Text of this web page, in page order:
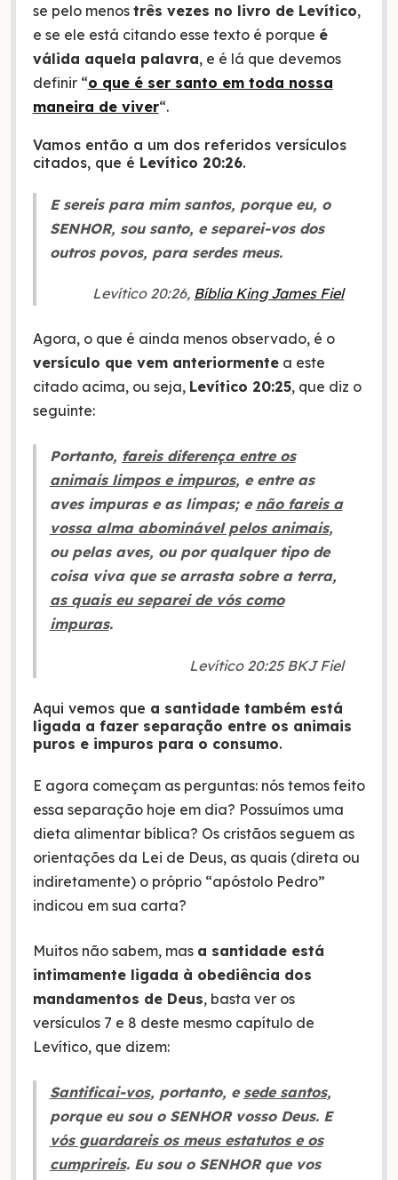
se pelo menos três vezes no livro de Levítico,
e se ele está citando esse texto é porque é
válida aquela palavra, e é lá que devemos
definir “o que é ser santo em toda nossa
maneira de viver“.
Vamos então a um dos referidos versículos
citados, que é Levítico 20:26.
E sereis para mim santos, porque eu, o
SENHOR, sou santo, e separei-vos dos
outros povos, para serdes meus.
Levítico 20:26, Bíblia King James Fiel
Agora, o que é ainda menos observado, é o
versículo que vem anteriormentea este
citado acima, ou seja, Levítico 20:25, que diz o
seguinte:
Portanto, fareis diferença entre os
animais limpos e impuros, e entre as
aves impuras e as limpas; e não fareis a
vossa alma abominável pelos animais,
ou pelas aves, ou por qualquer tipo de
coisa viva que se arrasta sobre a terra,
as quais eu separei de vós como
impuras.
Levítico 20:25 BKJ Fiel
Aqui vemos que a santidade também está
ligada a fazer separação entre os animais
puros e impuros para o consumo.
E agora começam as perguntas: nós temos feito
essa separação hoje em dia? Possuímos uma
dieta alimentar bíblica? Os cristãos seguem as
orientações da Lei de Deus, as quais (direta ou
indiretamente) o próprio “apóstolo Pedro”
indicou em sua carta?
Muitos não sabem, mas a santidade está
intimamente ligada à obediência dos
mandamentos de Deus, basta ver os
versículos 7 e 8 deste mesmo capítulo de
Levítico, que dizem:
Santificai-vos, portanto, e sede santos,
porque eu sou o SENHOR vosso Deus. E
vós guardareis os meus estatutos e os
cumprireis. Eu sou o SENHOR que vos